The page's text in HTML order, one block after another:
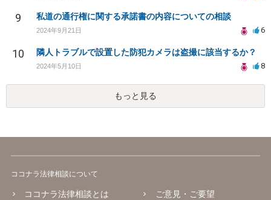
9 私道の通行権に関する承諾書の内容についての相談
2024年9月21日 6
10 隣人トラブルで設置した防犯カメラは盗撮に該当するか？
2024年5月10日 8
もっと見る
ココナラ法律相談について
ココナラ法律相談とは ご意見・ご要望